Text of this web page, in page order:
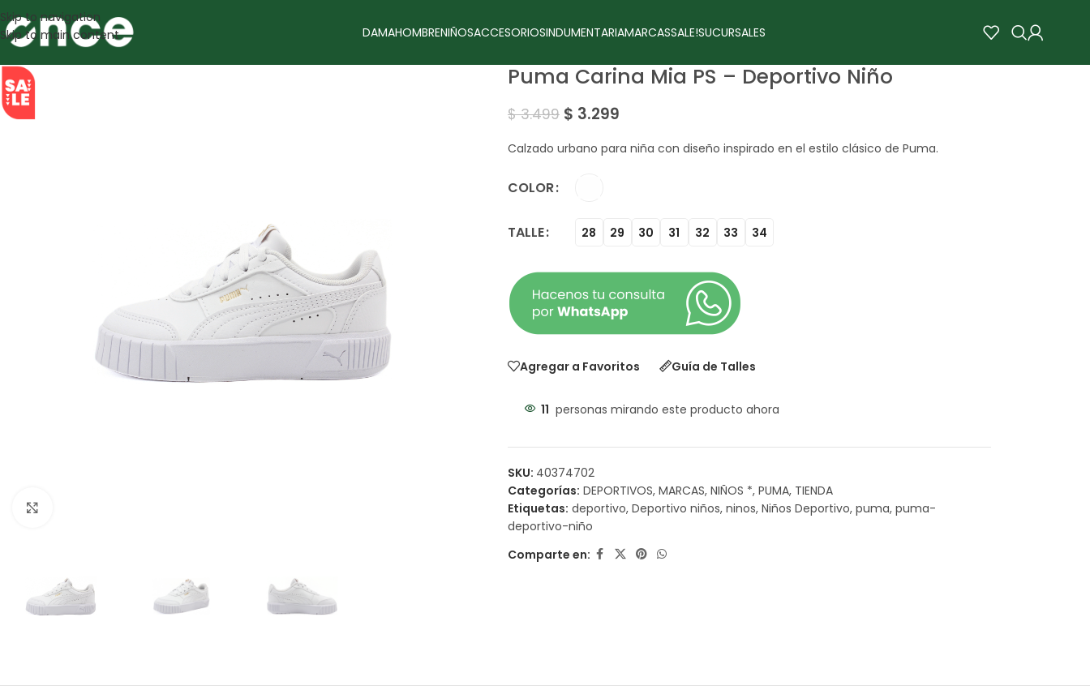
Skip to navigation
Skip to main content
DAMAHOMBRENIÑOSACCESORIOSINDUMENTARIAMARCASSALE!SUCURSALES
SALE Puma Carina Mia PS – Deportivo Niño
$3.499 $ 3.299
Calzado urbano para niña con diseño inspirado en el estilo clásico de Puma.
COLOR
TALLE 28 29 30 31 32 33 34
Agregar a Favoritos Guía de Talles
11 personas mirando este producto ahora
SKU: 40374702
Categorías: DEPORTIVOS, MARCAS, NIÑOS *, PUMA, TIENDA
Etiquetas: deportivo, Deportivo niños, ninos, Niños Deportivo, puma, puma-
deportivo-niño
Comparte en: